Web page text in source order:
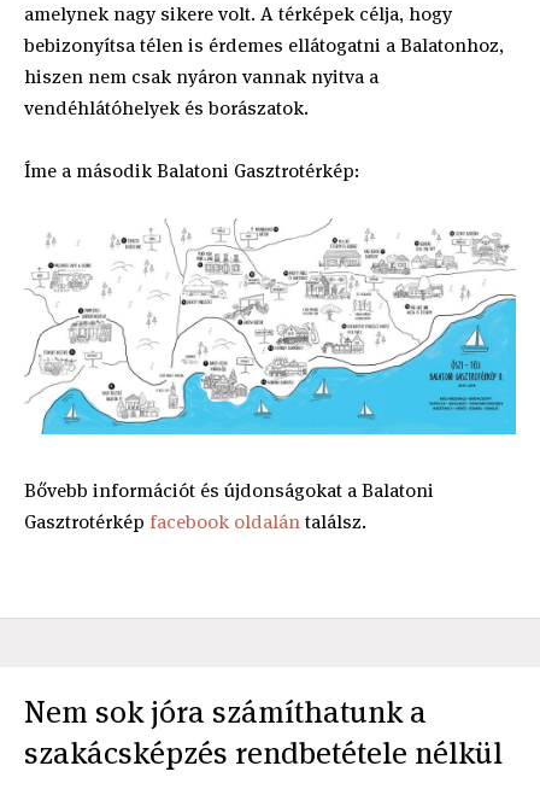
amelynek nagy sikere volt. A térképek célja, hogy
bebizonyítsa télen is érdemes ellátogatni a Balatonhoz,
hiszen nem csak nyáron vannak nyitva a
vendéhlátóhelyek és borászatok.
Íme a második Balatoni Gasztrotérkép:
Bővebb információt és újdonságokat a Balatoni
Gasztrotérkép facebook oldalántalálsz.
Nem sok jóra számíthatunk a
szakácsképzés rendbetétele nélkül